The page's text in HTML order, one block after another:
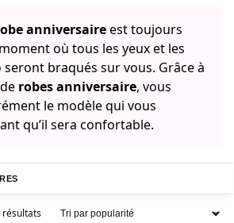
anniversaireest toujours
où tous les yeux et les
braqués sur vous. Grâce à
robes anniversaire, vous
le modèle qui vous
qu’il sera confortable.
résultats